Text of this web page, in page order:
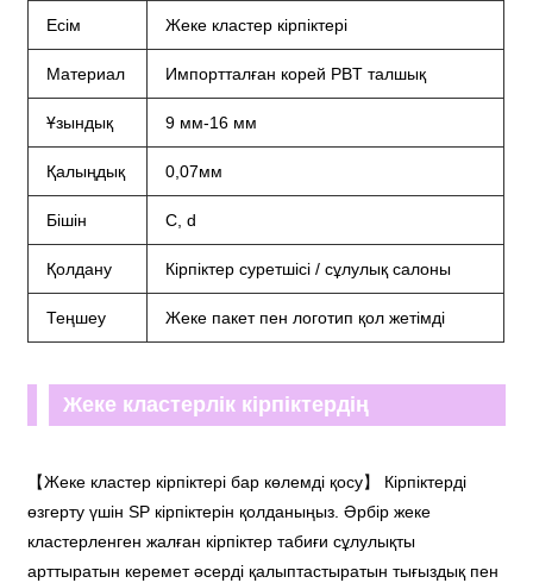
Есім Жеке кластер кірпіктері
Материал Импортталған корей PBT талшық
Ұзындық 9 мм-16 мм
Қалыңдық 0,07мм
Бішін C, d
Қолдану Кірпіктер суретшісі / сұлулық салоны
Теңшеу Жеке пакет пен логотип қол жетімді
Жеке кластерлік кірпіктердің
【Жеке кластер кірпіктері бар көлемді қосу】 Кірпіктерді
өзгерту үшін SP кірпіктерін қолданыңыз. Әрбір жеке
кластерленген жалған кірпіктер табиғи сұлулықты
арттыратын керемет әсерді қалыптастыратын тығыздық пен